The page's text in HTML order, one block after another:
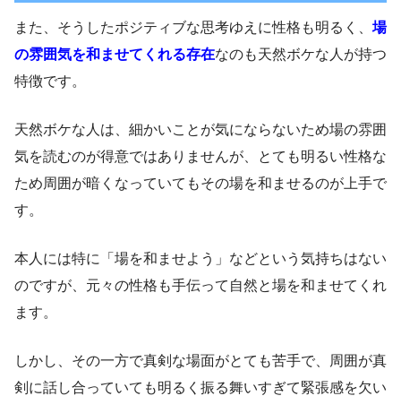
また、そうしたポジティブな思考ゆえに性格も明るく、 場
の雰囲気を和ませてくれる存在なのも天然ボケな人が持つ
特徴です。
天然ボケな人は、細かいことが気にならないため場の雰囲
気を読むのが得意ではありませんが、とても明るい性格な
ため周囲が暗くなっていてもその場を和ませるのが上手で
す。
本人には特に「場を和ませよう」などという気持ちはない
のですが、元々の性格も手伝って自然と場を和ませてくれ
ます。
しかし、その一方で真剣な場面がとても苦手で、周囲が真
剣に話し合っていても明るく振る舞いすぎて緊張感を欠い